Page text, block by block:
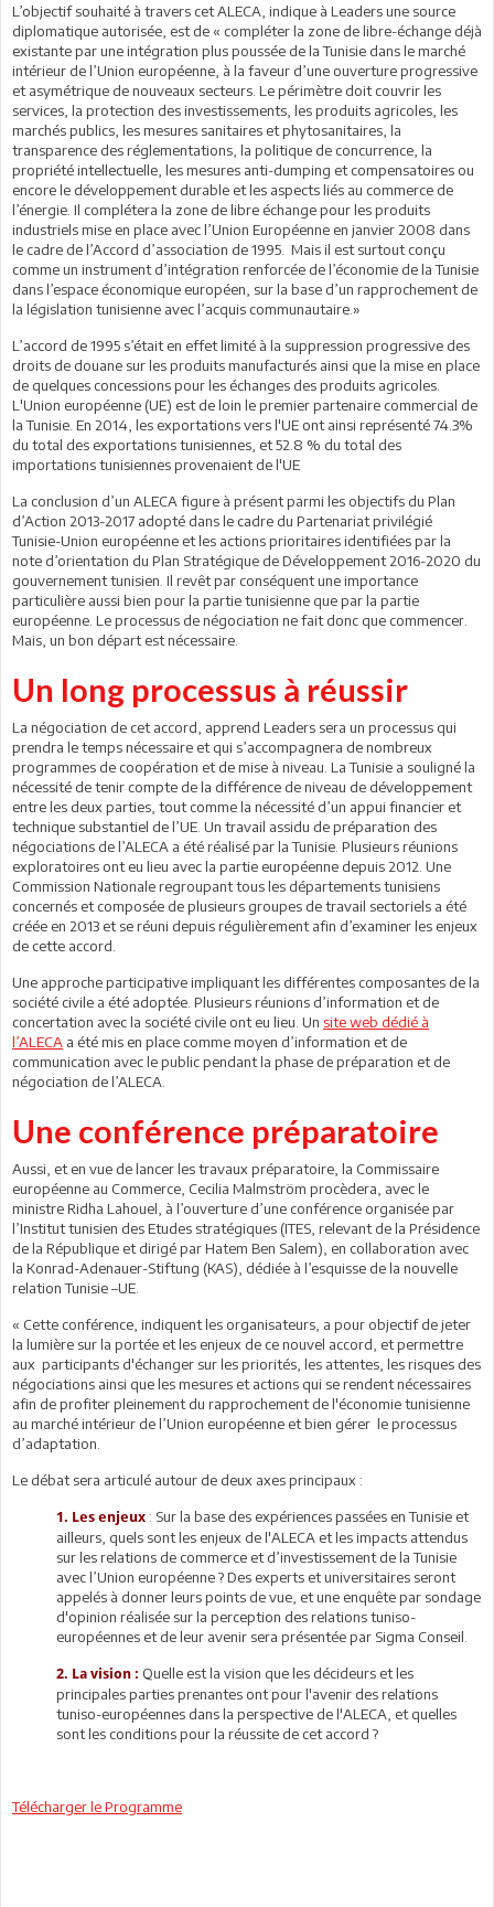
L’objectif souhaité à travers cet ALECA, indique à Leaders une source
diplomatique autorisée, est de « compléter la zone de libre-échange déjà
existante par une intégration plus poussée de la Tunisie dans le marché
intérieur de l’Union européenne, à la faveur d’une ouverture progressive
et asymétrique de nouveaux secteurs. Le périmètre doit couvrir les
services, la protection des investissements, les produits agricoles, les
marchés publics, les mesures sanitaires et phytosanitaires, la
transparence des réglementations, la politique de concurrence, la
propriété intellectuelle, les mesures anti-dumping et compensatoires ou
encore le développement durable et les aspects liés au commerce de
l’énergie. Il complétera la zone de libre échange pour les produits
industriels mise en place avec l’Union Européenne en janvier 2008 dans
le cadre de l’Accord d’association de 1995. Mais il est surtout conçu
comme un instrument d’intégration renforcée de l’économie de la Tunisie
dans l’espace économique européen, sur la base d’un rapprochement de
la législation tunisienne avec l’acquis communautaire.»
L’accord de 1995 s’était en effet limité à la suppression progressive des
droits de douane sur les produits manufacturés ainsi que la mise en place
de quelques concessions pour les échanges des produits agricoles.
L'Union européenne (UE) est de loin le premier partenaire commercial de
la Tunisie. En 2014, les exportations vers l'UE ont ainsi représenté 74.3%
du total des exportations tunisiennes, et 52.8 % du total des
importations tunisiennes provenaient de l'UE
La conclusion d’un ALECA figure à présent parmi les objectifs du Plan
d’Action 2013-2017 adopté dans le cadre du Partenariat privilégié
Tunisie-Union européenne et les actions prioritaires identifiées par la
note d’orientation du Plan Stratégique de Développement 2016-2020 du
gouvernement tunisien. Il revêt par conséquent une importance
particulière aussi bien pour la partie tunisienne que par la partie
européenne. Le processus de négociation ne fait donc que commencer.
Mais, un bon départ est nécessaire.
Un long processus à réussir
La négociation de cet accord, apprend Leaders sera un processus qui
prendra le temps nécessaire et qui s’accompagnera de nombreux
programmes de coopération et de mise à niveau. La Tunisie a souligné la
nécessité de tenir compte de la différence de niveau de développement
entre les deux parties, tout comme la nécessité d’un appui financier et
technique substantiel de l’UE. Un travail assidu de préparation des
négociations de l’ALECA a été réalisé par la Tunisie. Plusieurs réunions
exploratoires ont eu lieu avec la partie européenne depuis 2012. Une
Commission Nationale regroupant tous les départements tunisiens
concernés et composée de plusieurs groupes de travail sectoriels a été
créée en 2013 et se réuni depuis régulièrement afin d’examiner les enjeux
de cette accord.
Une approche participative impliquant les différentes composantes de la
société civile a été adoptée. Plusieurs réunions d’information et de
concertation avec la société civile ont eu lieu. Un site web dédié à
l’ALECA a été mis en place comme moyen d’information et de
communication avec le public pendant la phase de préparation et de
négociation de l’ALECA.
Une conférence préparatoire
Aussi, et en vue de lancer les travaux préparatoire, la Commissaire
européenne au Commerce, Cecilia Malmström procèdera, avec le
ministre Ridha Lahouel, à l’ouverture d’une conférence organisée par
l’Institut tunisien des Etudes stratégiques (ITES, relevant de la Présidence
de la République et dirigé par Hatem Ben Salem), en collaboration avec
la Konrad-Adenauer-Stiftung (KAS), dédiée à l’esquisse de la nouvelle
relation Tunisie –UE.
« Cette conférence, indiquent les organisateurs, a pour objectif de jeter
la lumière sur la portée et les enjeux de ce nouvel accord, et permettre
aux participants d'échanger sur les priorités, les attentes, les risques des
négociations ainsi que les mesures et actions qui se rendent nécessaires
afin de profiter pleinement du rapprochement de l'économie tunisienne
au marché intérieur de l’Union européenne et bien gérer le processus
d’adaptation.
Le débat sera articulé autour de deux axes principaux :
1. Les enjeux : Sur la base des expériences passées en Tunisie et
ailleurs, quels sont les enjeux de l'ALECA et les impacts attendus
sur les relations de commerce et d’investissement de la Tunisie
avec l’Union européenne ? Des experts et universitaires seront
appelés à donner leurs points de vue, et une enquête par sondage
d'opinion réalisée sur la perception des relations tuniso-
européennes et de leur avenir sera présentée par Sigma Conseil.
2. La vision : Quelle est la vision que les décideurs et les
principales parties prenantes ont pour l'avenir des relations
tuniso-européennes dans la perspective de l'ALECA, et quelles
sont les conditions pour la réussite de cet accord ?
Télécharger le Programme